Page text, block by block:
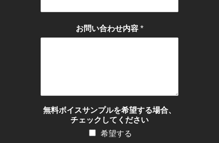
お問い合わせ内容 *
無料ボイスサンプルを希望する場合、
チェックしてください
希望する